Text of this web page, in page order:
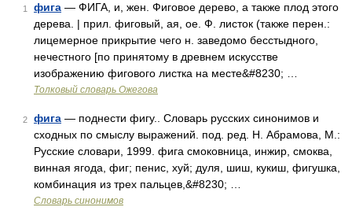
1 фига — ФИГА, и, жен. Фиговое дерево, а также плод этого
дерева. | прил. фиговый, ая, ое. Ф. листок (также перен.:
лицемерное прикрытие чего н. заведомо бесстыдного,
нечестного [по принятому в древнем искусстве
изображению фигового листка на месте&#8230; …
Толковый словарь Ожегова
2 фига — поднести фигу.. Словарь русских синонимов и
сходных по смыслу выражений. под. ред. Н. Абрамова, М.:
Русские словари, 1999. фига смоковница, инжир, смоква,
винная ягода, фиг; пенис, хуй; дуля, шиш, кукиш, фигушка,
комбинация из трех пальцев,&#8230; …
Словарь синонимов